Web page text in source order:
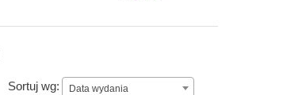
Sortuj wg: Data wydania
Data wydania